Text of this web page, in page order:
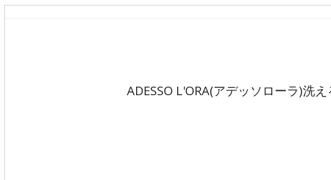
ADESSO L'ORA(アデッソローラ)洗